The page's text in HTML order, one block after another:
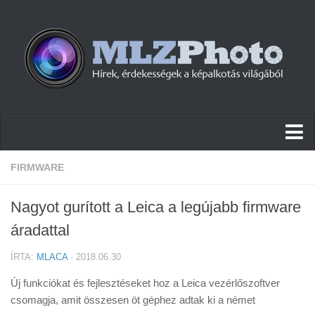
Hírek
Cikkek
Tudástár
FIRMWARE
Nagyot gurított a Leica a legújabb firmware
áradattal
ÍRTA: MLACA· 2018.06.30
Új funkciókat és fejlesztéseket hoz a Leica vezérlőszoftver
csomagja, amit összesen öt géphez adtak ki a német